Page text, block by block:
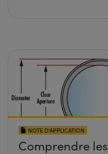
NOTE D’APPLICATION
Comprendre les